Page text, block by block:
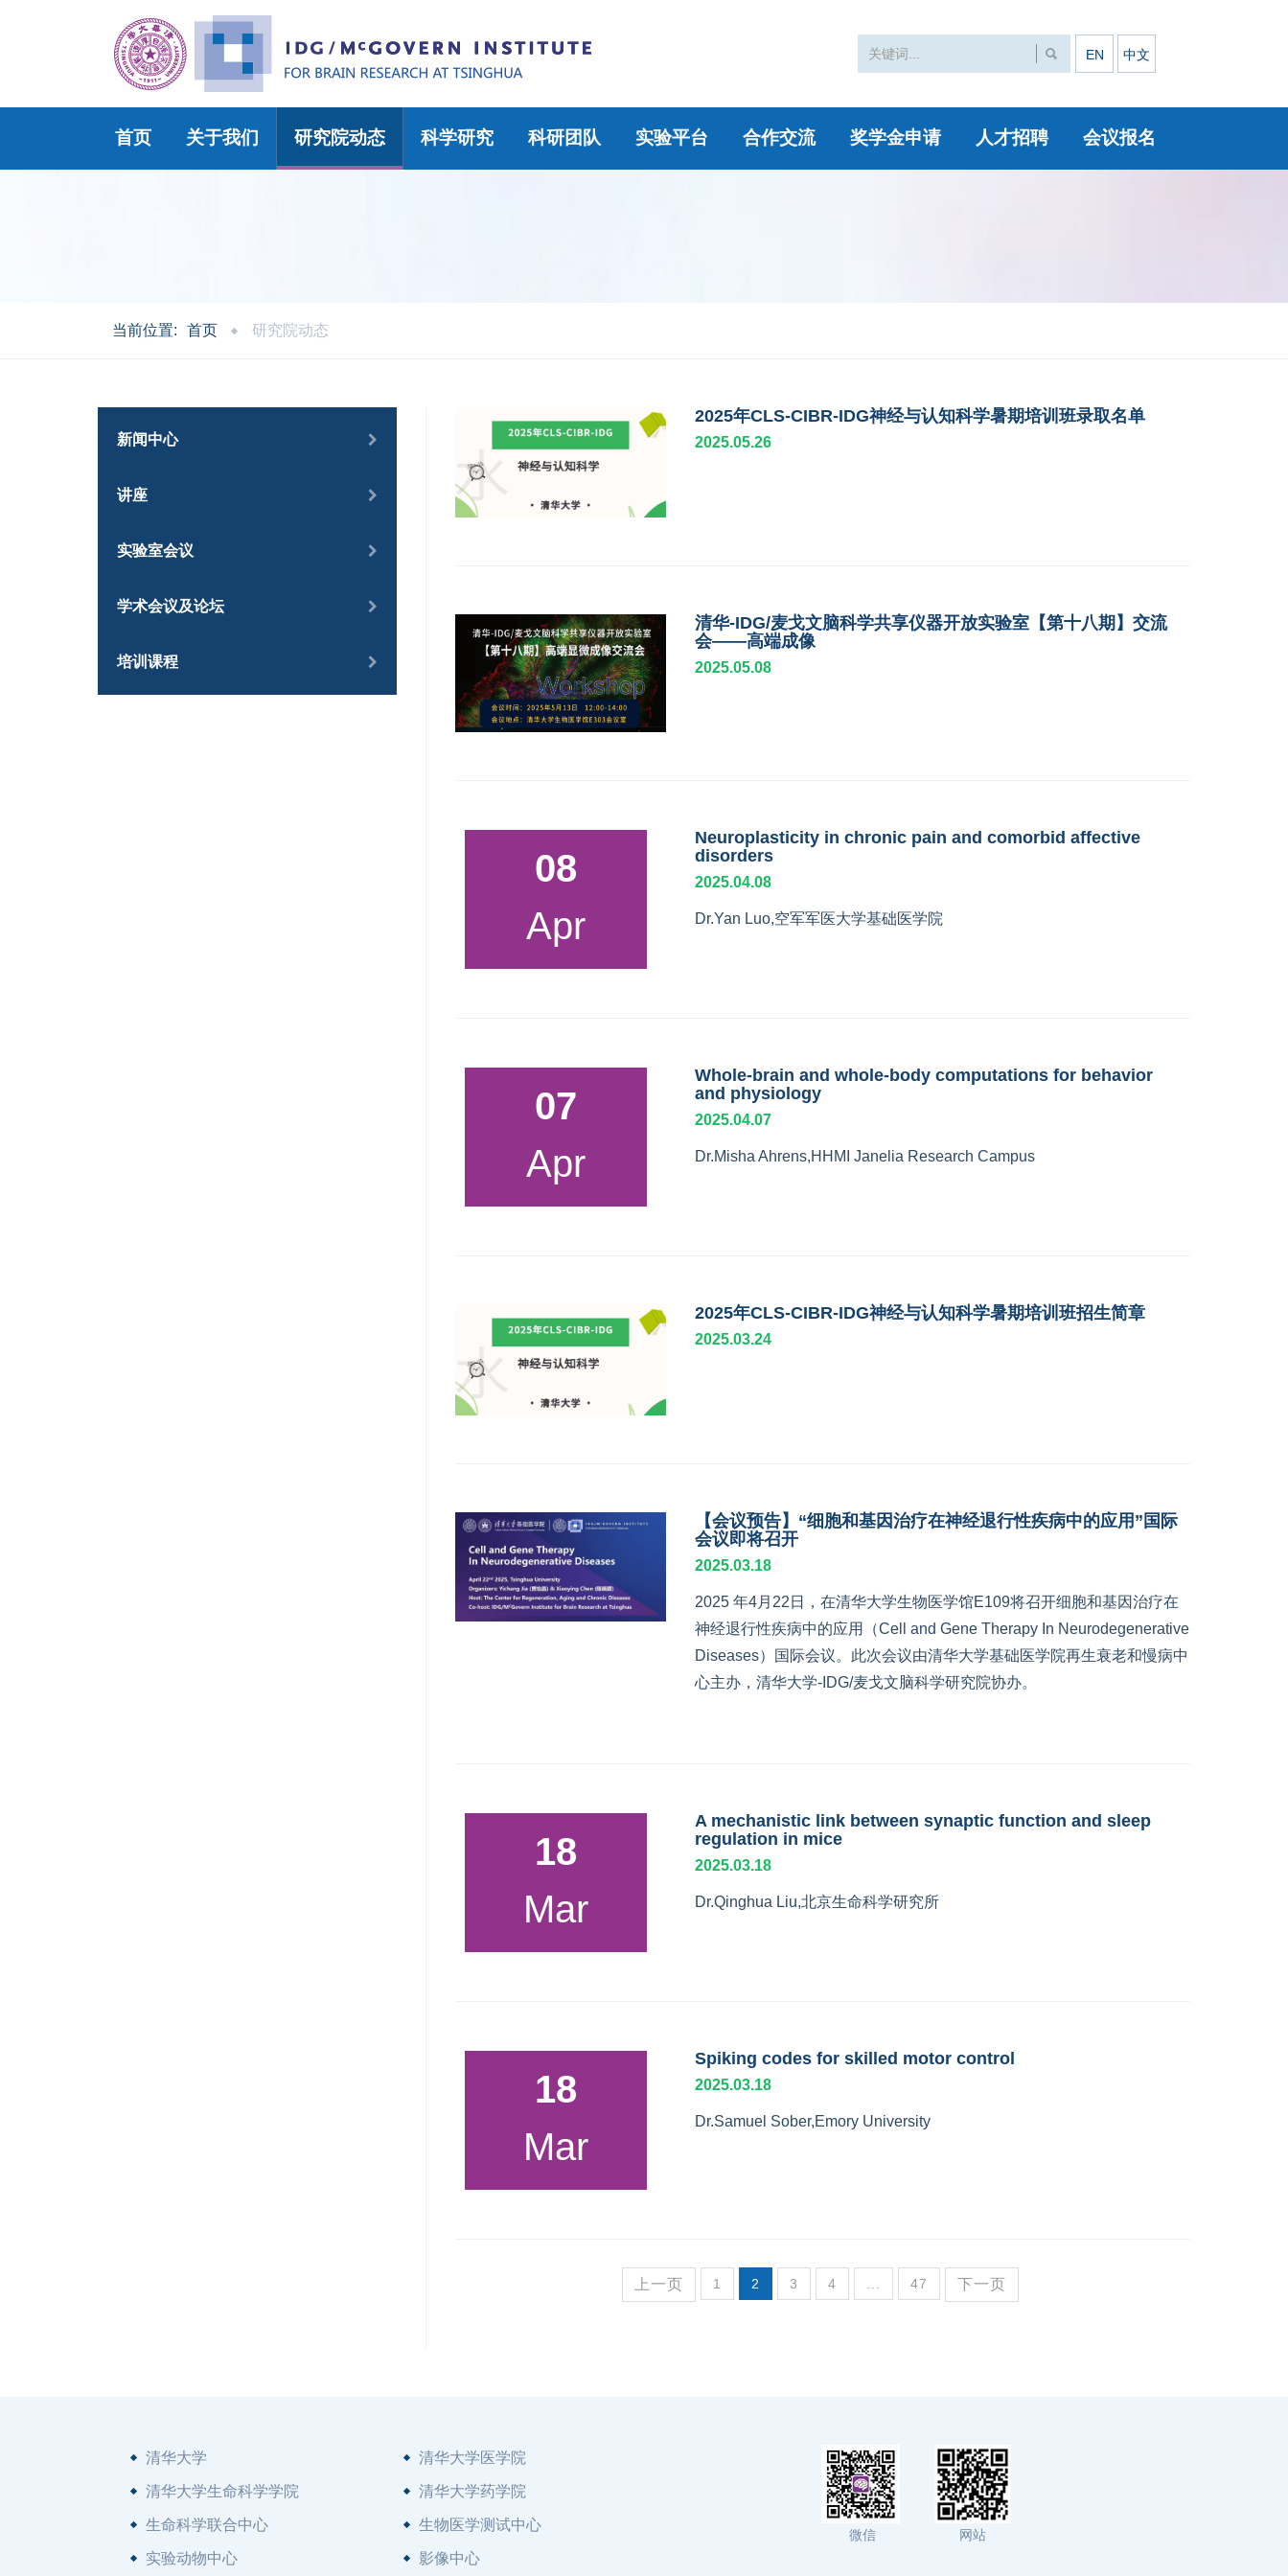
EN 中文
首页 关于我们 研究院动态 科学研究 科研团队 实验平台 合作交流 奖学金申请 人才招聘 会议报名
当前位置: 首页 研究院动态
新闻中心
讲座
实验室会议
学术会议及论坛
培训课程
2025年CLS-CIBR-IDG神经与认知科学暑期培训班录取名单
2025.05.26
清华-IDG/麦戈文脑科学共享仪器开放实验室【第十八期】交流
会——高端成像
2025.05.08
08
Apr
Neuroplasticity in chronic pain and comorbid affective
disorders
2025.04.08
Dr.Yan Luo,空军军医大学基础医学院
07
Apr
Whole-brain and whole-body computations for behavior
and physiology
2025.04.07
Dr.Misha Ahrens,HHMI Janelia Research Campus
2025年CLS-CIBR-IDG神经与认知科学暑期培训班招生简章
2025.03.24
【会议预告】“细胞和基因治疗在神经退行性疾病中的应用”国际
会议即将召开
2025.03.18
2025 年4月22日，在清华大学生物医学馆E109将召开细胞和基因治疗在
神经退行性疾病中的应用（Cell and Gene Therapy In Neurodegenerative
Diseases）国际会议。此次会议由清华大学基础医学院再生衰老和慢病中
心主办，清华大学-IDG/麦戈文脑科学研究院协办。
18
Mar
A mechanistic link between synaptic function and sleep
regulation in mice
2025.03.18
Dr.Qinghua Liu,北京生命科学研究所
18
Mar
Spiking codes for skilled motor control
2025.03.18
Dr.Samuel Sober,Emory University
上一页 1 2 3 4 47 下一页
清华大学
清华大学生命科学学院
生命科学联合中心
实验动物中心
清华大学医学院
清华大学药学院
生物医学测试中心
影像中心
微信 网站